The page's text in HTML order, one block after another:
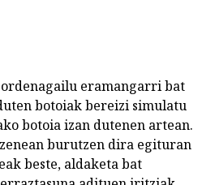
eramangarri bat
botoiak bereizi simulatu
botoia izan dutenen artean.
burutzen dira egituran
beste, aldaketa bat